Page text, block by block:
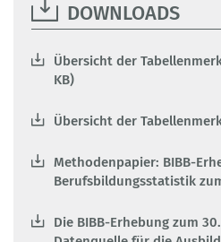
DOWNLOADS
Übersicht der
KB)
Übersicht der
Methodenpapier: BIBB-
Berufsbildungsstatistik zum
Die BIBB-Erhebung zum